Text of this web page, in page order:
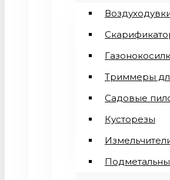
Триммеры
Садовые
Кусторезы